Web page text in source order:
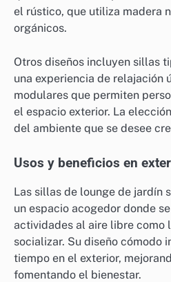
el rústico, que utiliza madera
orgánicos.
Otros diseños incluyen sillas
una experiencia de relajación
modulares que permiten
el espacio exterior. La
del ambiente que se desee
Usos y beneficios en
Las sillas de lounge de jardín
un espacio acogedor donde
actividades al aire libre como
socializar. Su diseño cómodo
tiempo en el exterior,
fomentando el bienestar.